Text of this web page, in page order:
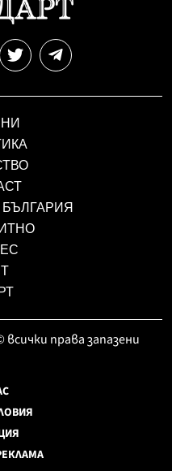
права запазени